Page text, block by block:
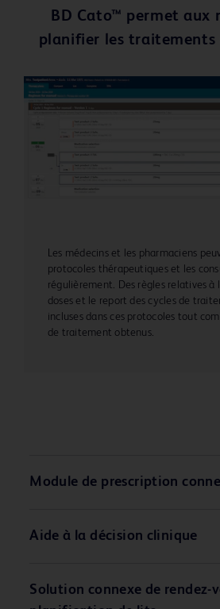
BD Cato™ permet aux
planifier les traitements
Les médecins et les pharmaciens
protocoles thérapeutiques et les
régulièrement. Des règles relatives
doses et le report des cycles de
incluses dans ces protocoles tout
de traitement obtenus.
Module de prescription
Aide à la décision clinique
Solution connexe de rendez-